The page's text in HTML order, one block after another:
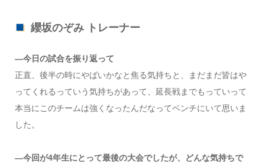
纓坂のぞみ トレーナー
―今日の試合を振り返って
正直、後半の時にやばいかなと焦る気持ちと、まだまだ皆はや
ってくれるっていう気持ちがあって、延長戦までもっていって
本当にこのチームは強くなったんだなってベンチにいて思いま
した。
―今回が4年生にとって最後の大会でしたが、どんな気持ちで